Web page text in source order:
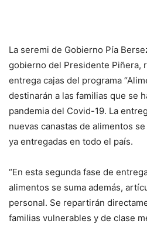
La seremi de Gobierno Pía
gobierno del Presidente Piñera,
entrega cajas del programa
destinarán a las familias que se
pandemia del Covid-19. La
nuevas canastas de alimentos
ya entregadas en todo el país.
“En esta segunda fase de
alimentos se suma además,
personal. Se repartirán
familias vulnerables y de clase